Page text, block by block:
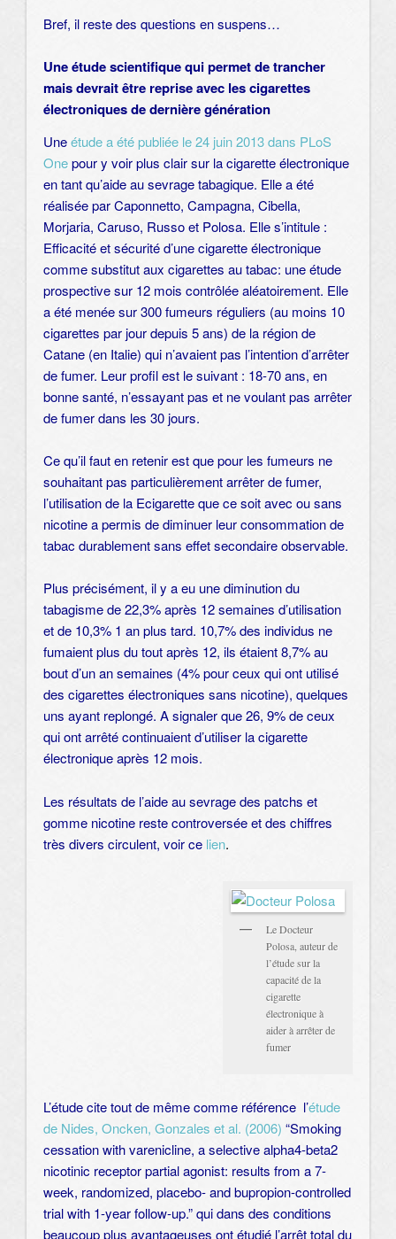
Bref, il reste des questions en suspens…
Une étude scientifique qui permet de trancher
mais devrait être reprise avec les cigarettes
électroniques de dernière génération
Uneétude a été publiée le 24 juin 2013 dans PLoS
Onepour y voir plus clair sur la cigarette électronique
en tant qu’aide au sevrage tabagique. Elle a été
réalisée par Caponnetto, Campagna, Cibella,
Morjaria, Caruso, Russo et Polosa. Elle s’intitule :
Efficacité et sécurité d’une cigarette électronique
comme substitut aux cigarettes au tabac: une étude
prospective sur 12 mois contrôlée aléatoirement. Elle
a été menée sur 300 fumeurs réguliers (au moins 10
cigarettes par jour depuis 5 ans) de la région de
Catane (en Italie) qui n’avaient pas l’intention d’arrêter
de fumer. Leur profil est le suivant : 18-70 ans, en
bonne santé, n’essayant pas et ne voulant pas arrêter
de fumer dans les 30 jours.
Ce qu’il faut en retenir est que pour les fumeurs ne
souhaitant pas particulièrement arrêter de fumer,
l’utilisation de la Ecigarette que ce soit avec ou sans
nicotine a permis de diminuer leur consommation de
tabac durablement sans effet secondaire observable.
Plus précisément, il y a eu une diminution du
tabagisme de 22,3% après 12 semaines d’utilisation
et de 10,3% 1 an plus tard. 10,7% des individus ne
fumaient plus du tout après 12, ils étaient 8,7% au
bout d’un an semaines (4% pour ceux qui ont utilisé
des cigarettes électroniques sans nicotine), quelques
uns ayant replongé. A signaler que 26, 9% de ceux
qui ont arrêté continuaient d’utiliser la cigarette
électronique après 12 mois.
Les résultats de l’aide au sevrage des patchs et
gomme nicotine reste controversée et des chiffres
très divers circulent, voirce lien.
Le Docteur
Polosa, auteur de
l’étude sur la
capacité de la
cigarette
électronique à
aider à arrêter de
fumer
L’étude cite tout de même comme référence l’étude
de Nides, Oncken, Gonzales et al. (2006) “Smoking
cessation with varenicline, a selective alpha4-beta2
nicotinic receptor partial agonist: results from a 7-
week, randomized, placebo- and bupropion-controlled
trial with 1-year follow-up.” qui dans des conditions
beaucoup plus avantageuses ont étudié l’arrêt total du